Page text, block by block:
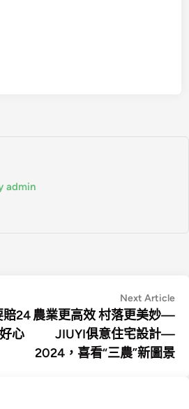
admin
賠24
心
Next Article
農業更高效 村落更美妙—
JIUYI俱意住宅設計—
2024，喜看“三農”新圖景